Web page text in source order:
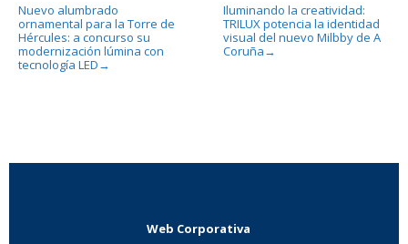
Nuevo alumbrado
ornamental para la Torre de
Hércules: a concurso su
modernización lúmina con
tecnología LED →
Iluminando la creatividad:
TRILUX potencia la identidad
visual del nuevo Milbby de A
Coruña →
Web Corporativa